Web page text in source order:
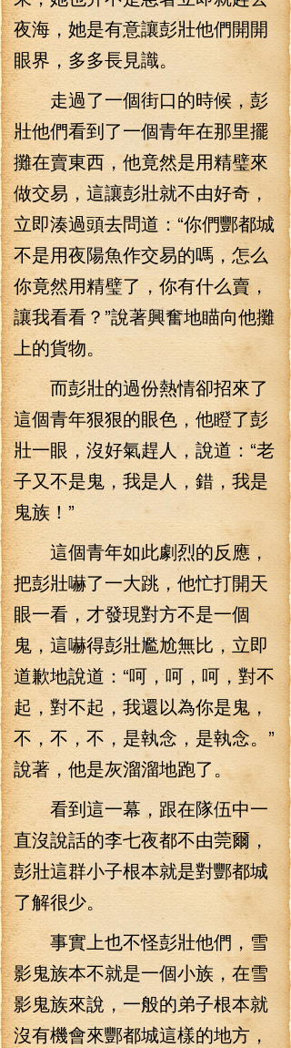
夜海，她是有意讓彭壯他們開開
眼界，多多長見識。
走過了一個街口的時候，彭
壯他們看到了一個青年在那里擺
攤在賣東西，他竟然是用精璧來
做交易，這讓彭壯就不由好奇，
立即湊過頭去問道：“你們酆都城
不是用夜陽魚作交易的嗎，怎么
你竟然用精璧了，你有什么賣，
讓我看看？”說著興奮地瞄向他攤
上的貨物。
而彭壯的過份熱情卻招來了
這個青年狠狠的眼色，他瞪了彭
壯一眼，沒好氣趕人，說道：“老
子又不是鬼，我是人，錯，我是
鬼族！”
這個青年如此劇烈的反應，
把彭壯嚇了一大跳，他忙打開天
眼一看，才發現對方不是一個
鬼，這嚇得彭壯尷尬無比，立即
道歉地說道：“呵，呵，呵，對不
起，對不起，我還以為你是鬼，
不，不，不，是執念，是執念。”
說著，他是灰溜溜地跑了。
看到這一幕，跟在隊伍中一
直沒說話的李七夜都不由莞爾，
彭壯這群小子根本就是對酆都城
了解很少。
事實上也不怪彭壯他們，雪
影鬼族本不就是一個小族，在雪
影鬼族來說，一般的弟子根本就
沒有機會來酆都城這樣的地方，